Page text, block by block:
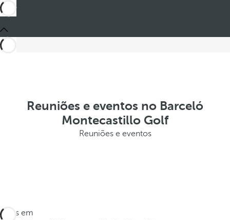
Reuniões e eventos no Barceló
Montecastillo Golf
Reuniões e eventos
Estes em